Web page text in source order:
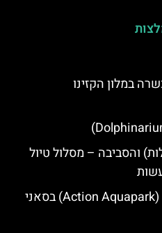
במלון הקזינו
מלאים בורנה (3 לילות) והסביבה – מסלול טיול
וארנה אקשן אקווה פארק (Action Aquapark) בסאני